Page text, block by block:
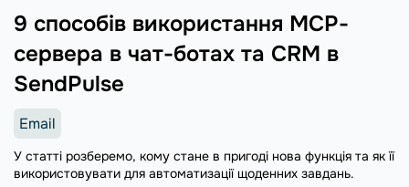
9 способів використання MCP-
сервера в чат-ботах та CRM в
SendPulse
Email
У статті розберемо, кому стане в пригоді нова функція та як її
використовувати для автоматизації щоденних завдань.